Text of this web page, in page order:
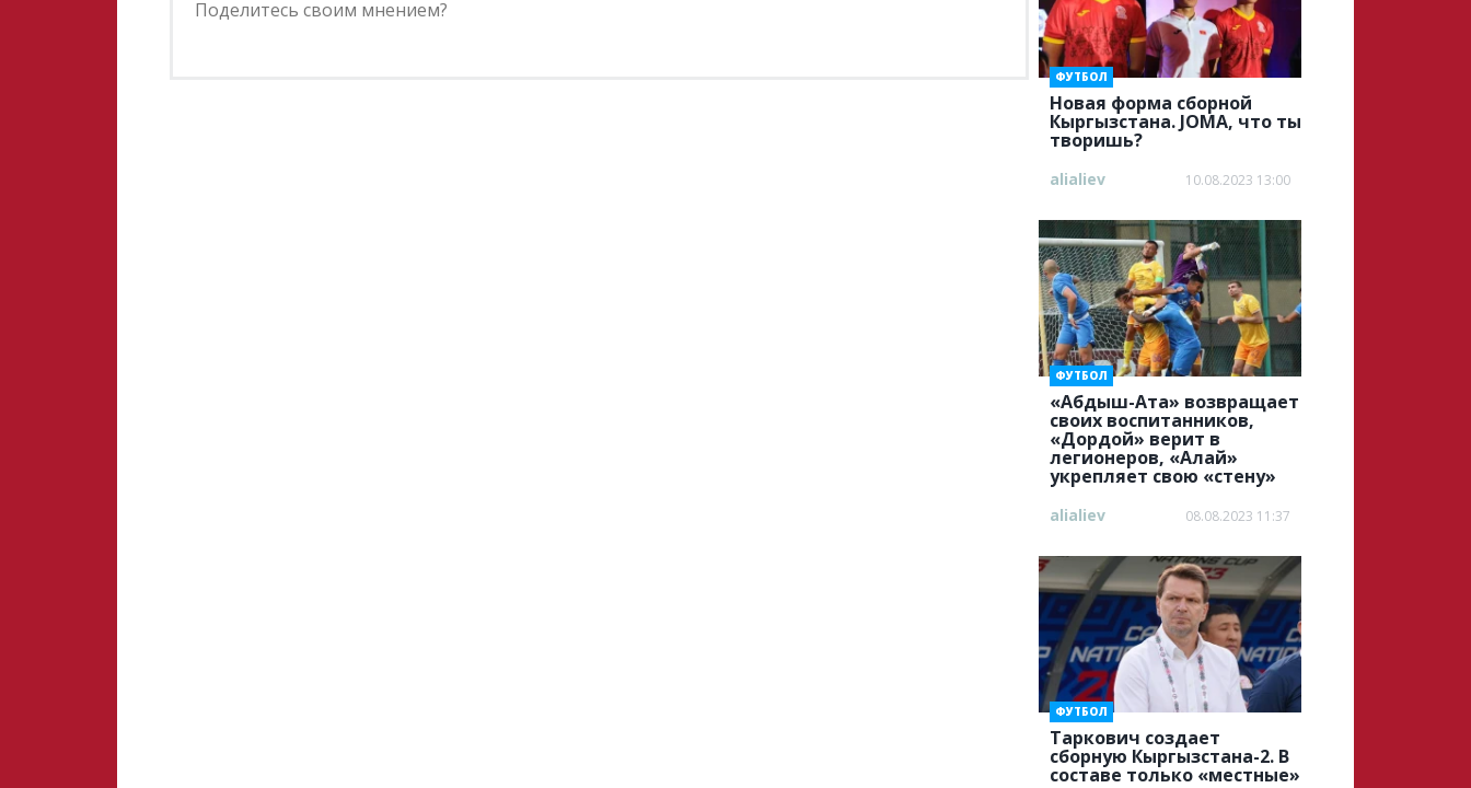
Новая форма сборной
Кыргызстана. JOMA, что ты
творишь?
ФУТБОЛ
alialiev 10.08.2023 13:00
«Абдыш-Ата» возвращает
своих воспитанников,
«Дордой» верит в
легионеров, «Алай»
укрепляет свою «стену»
ФУТБОЛ
alialiev 08.08.2023 11:37
Таркович создает
сборную Кыргызстана-2. В
составе только «местные»
ФУТБОЛ